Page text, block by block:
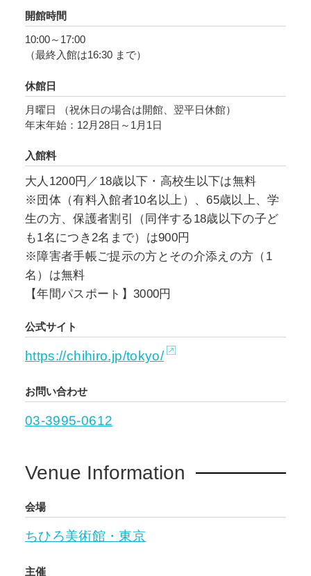
にし、ともに「へいわ」をつくるための手がか
りを探します。「問い」は、多様な人々を深い
学びへと誘います。いっしょに考えて「へい
う。
開館時間
10:00～17:00
（最終入館は16:30 まで）
休館日
月曜日 （祝休日の場合は開館、翌平日休館）
年末年始：12月28日～1月1日
入館料
大人1200円／18歳以下・高校生以下は無料
※団体（有料入館者10名以上）、65歳以上、学
生の方、保護者割引（同伴する18歳以下の子ど
も1名につき2名まで）は900円
※障害者手帳ご提示の方とその介添えの方（1
名）は無料
【年間パスポート】3000円
公式サイト
https://chihiro.jp/tokyo/
お問い合わせ
03-3995-0612
Venue Information
会場
ちひろ美術館・東京
主催